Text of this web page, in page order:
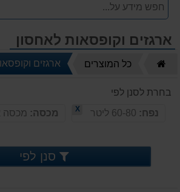
ארגזים וקופסאות לאחסון
כל המוצרים ארגזים
בחרת לסנן לפי
נפח:
X מכסה: מכסה
סנן לפי